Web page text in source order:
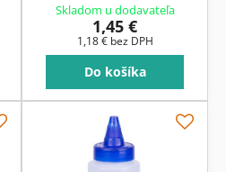
Skladom u dodavateľa
1,45 €
1,18 € bez DPH
Do košíka